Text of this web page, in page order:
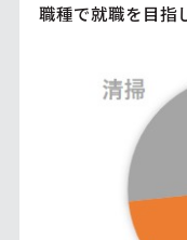
職種で就職を目指